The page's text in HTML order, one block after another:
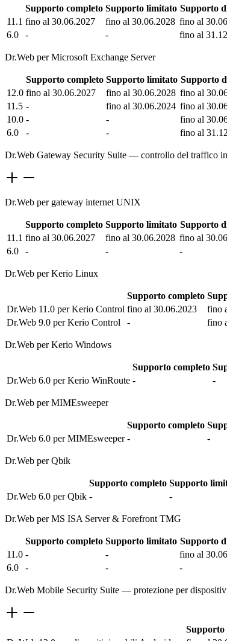
Supporto completo Supporto limitato Supporto
11.1 fino al 30.06.2027 fino al 30.06.2028 fino al
6.0
- - fino al
Dr.Web per Microsoft Exchange Server
Supporto completo Supporto limitato Supporto
12.0 fino al 30.06.2027 fino al 30.06.2028 fino al
11.5 - fino al 30.06.2024 fino al
10.0 - - fino al
6.0
- - fino al
Dr.Web Gateway Security Suite — controllo del traffico
Dr.Web per gateway internet UNIX
Supporto completo Supporto limitato Supporto
11.1 fino al 30.06.2027 fino al 30.06.2028 fino al
6.0
- - -
Dr.Web per Kerio Linux
Supporto completo
Dr.Web 11.0 per Kerio Control fino al 30.06.2023 fino
Dr.Web 9.0 per Kerio Control
- fino
Dr.Web per Kerio Windows
Supporto completo
Dr.Web 6.0 per Kerio WinRoute - -
Dr.Web per MIMEsweeper
Supporto completo
Dr.Web 6.0 per MIMEsweeper - -
Dr.Web per Qbik
Supporto completo Supporto
Dr.Web 6.0 per Qbik - -
Dr.Web per MS ISA Server & Forefront TMG
Supporto completo Supporto limitato Supporto
11.0 - - fino al
6.0
- - -
Dr.Web Mobile Security Suite — protezione per
Supporto